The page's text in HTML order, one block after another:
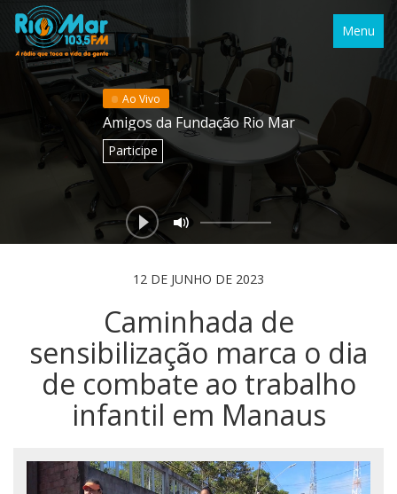
Menu
Ao Vivo
Amigos da Fundação Rio Mar
Participe
12 DE JUNHO DE 2023
Caminhada de
sensibilização marca o dia
de combate ao trabalho
infantil em Manaus